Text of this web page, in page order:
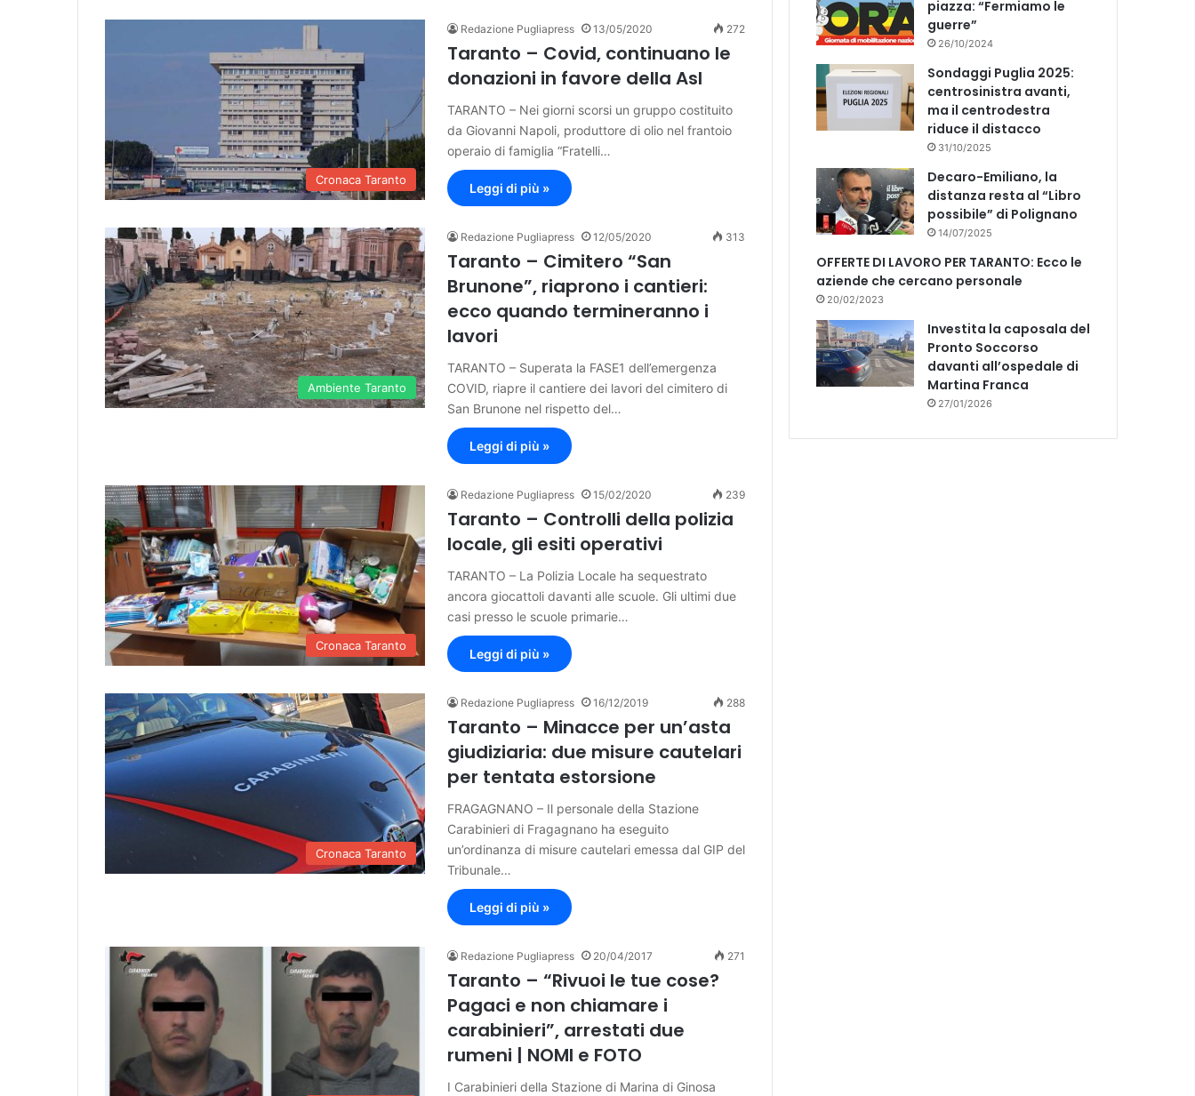
Cronaca Taranto
Redazione Pugliapress 13/05/2020 272
Taranto – Covid, continuano le
donazioni in favore della Asl
TARANTO – Nei giorni scorsi un gruppo costituito
da Giovanni Napoli, produttore di olio nel frantoio
operaio di famiglia “Fratelli…
Leggi di più »
Ambiente Taranto
Redazione Pugliapress 12/05/2020 313
Taranto – Cimitero “San
Brunone”, riaprono i cantieri:
ecco quando termineranno i
lavori
TARANTO – Superata la FASE1 dell’emergenza
COVID, riapre il cantiere dei lavori del cimitero di
San Brunone nel rispetto del…
Leggi di più »
Cronaca Taranto
Redazione Pugliapress 15/02/2020 239
Taranto – Controlli della polizia
locale, gli esiti operativi
TARANTO – La Polizia Locale ha sequestrato
ancora giocattoli davanti alle scuole. Gli ultimi due
casi presso le scuole primarie…
Leggi di più »
Cronaca Taranto
Redazione Pugliapress 16/12/2019 288
Taranto – Minacce per un’asta
giudiziaria: due misure cautelari
per tentata estorsione
FRAGAGNANO – Il personale della Stazione
Carabinieri di Fragagnano ha eseguito
un’ordinanza di misure cautelari emessa dal GIP del
Tribunale…
Leggi di più »
Redazione Pugliapress 20/04/2017 271
Taranto – “Rivuoi le tue cose?
Pagaci e non chiamare i
carabinieri”, arrestati due
rumeni | NOMI e FOTO
I Carabinieri della Stazione di Marina di Ginosa
piazza: “Fermiamo le
guerre”
26/10/2024
Sondaggi Puglia 2025:
centrosinistra avanti,
ma il centrodestra
riduce il distacco
31/10/2025
Decaro-Emiliano, la
distanza resta al “Libro
possibile” di Polignano
14/07/2025
OFFERTE DI LAVORO PER TARANTO: Ecco le
aziende che cercano personale
20/02/2023
Investita la caposala del
Pronto Soccorso
davanti all’ospedale di
Martina Franca
27/01/2026